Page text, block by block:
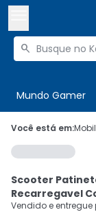
Buscar

Mundo Gamer
 Olá.

Cupons
Você está em:
Scooter
Recarregavel
Vendido e entregue